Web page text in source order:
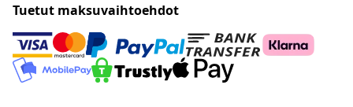
Tuetut maksuvaihtoehdot